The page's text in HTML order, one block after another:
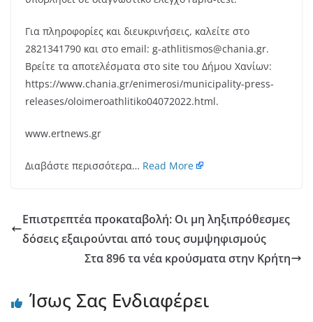
Για πληροφορίες και διευκρινήσεις, καλείτε στο
2821341790 και στο email: g-athlitismos@chania.gr.
Βρείτε τα αποτελέσματα στο site του Δήμου Χανίων:
https://www.chania.gr/enimerosi/municipality-press-
releases/oloimeroathlitiko04072022.html.
www.ertnews.gr
Διαβάστε περισσότερα… Read More
Επιστρεπτέα προκαταβολή: Οι μη ληξιπρόθεσμες
δόσεις εξαιρούνται από τους συμψηφισμούς
Στα 896 τα νέα κρούσματα στην Κρήτη
Ίσως Σας Ενδιαφέρει